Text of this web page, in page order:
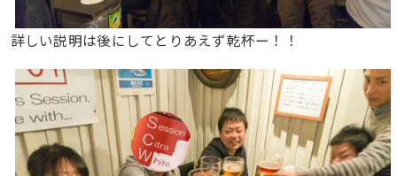
詳しい説明は後にしてとりあえず乾杯ー！！